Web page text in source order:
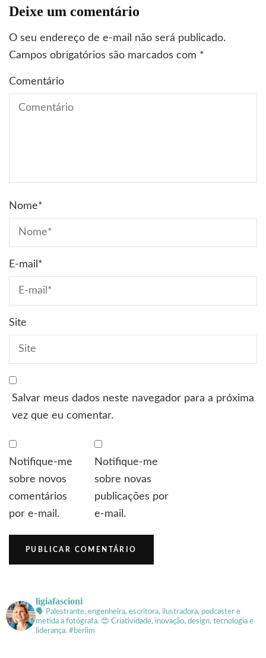
Deixe um comentário
O seu endereço de e-mail não será publicado.
Campos obrigatórios são marcados com *
Comentário
Nome*
E-mail *
Site
Salvar meus dados neste navegador para a próxima
vez que eu comentar.
Notifique-me
sobre novos
comentários
por e-mail.
Notifique-me
sobre novas
publicações por
e-mail.
ligiafascioni
🗣 Palestrante, engenheira, escritora, ilustradora, podcaster e
metida a fotógrafa. 😍 Criatividade, inovação, design, tecnologia e
liderança. #berlim